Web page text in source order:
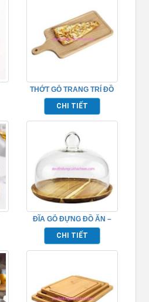
THỚT GỖ TRANG TRÍ ĐỒ
ĂN – TPHM0206
CHI TIẾT
ĐĨA GỖ ĐỰNG ĐỒ ĂN –
TPHM0231
CHI TIẾT